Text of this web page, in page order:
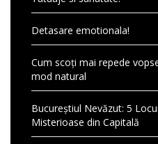
Detasare emotionala!
Cum scoți mai repede
mod natural
Bucureștiul Nevăzut: 5
Misterioase din Capitală